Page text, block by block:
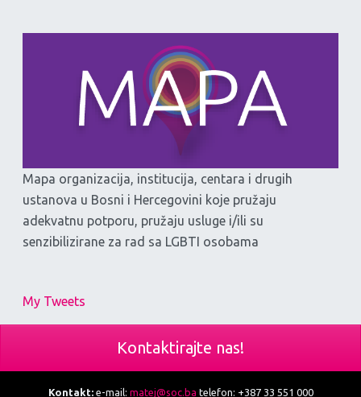
Mapa organizacija, institucija, centara i drugih
ustanova u Bosni i Hercegovini koje pružaju
adekvatnu potporu, pružaju usluge i/ili su
senzibilizirane za rad sa LGBTI osobama
My Tweets
Kontaktirajte nas!
Kontakt:e-mail: matej@soc.ba telefon: +387 33 551 000